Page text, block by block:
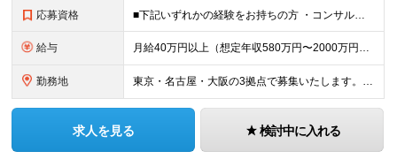
応募資格 ■下記いずれかの経験をお持ちの方 ・コンサルティング業界における、生産/PLM関連の業務コンサルティングもしくはITコンサルティング経験 ・IT業界における、生産・PLM関連システムの業務要件定義、業
給与 月給40万円以上（想定年収580万円〜2000万円） ※経験・能力を考慮の上、当社規定により決定します。 ※賞与年2回支給 ※試用期間：原則6ヶ月（試用期間中の労働条件は本採用時と同様） ※残業代は全
勤務地 東京・名古屋・大阪の3拠点で募集いたします。 ‐東京：東京都中央区八重洲二丁目2番1号 東京ミッドタウン八重洲 八重洲セントラルタワー15階 ‐大阪：大阪府大阪市北区大深町4-20 グランフロント大
求人を見る 検討中に入れる